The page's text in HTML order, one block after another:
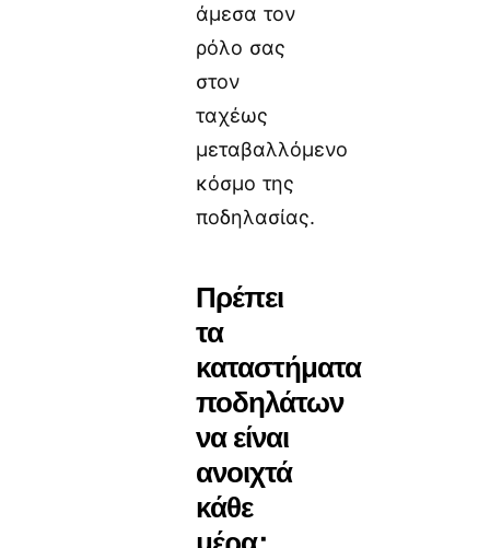
άμεσα τον
ρόλο σας
στον
ταχέως
μεταβαλλόμενο
κόσμο της
ποδηλασίας.
Πρέπει
τα
καταστήματα
ποδηλάτων
να είναι
ανοιχτά
κάθε